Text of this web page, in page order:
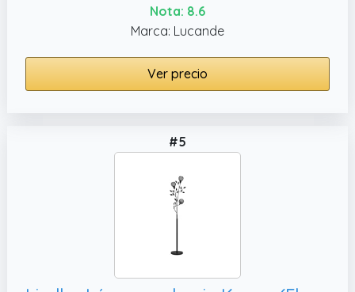
Nota: 8.6
Marca: Lucande
Ver precio
#5